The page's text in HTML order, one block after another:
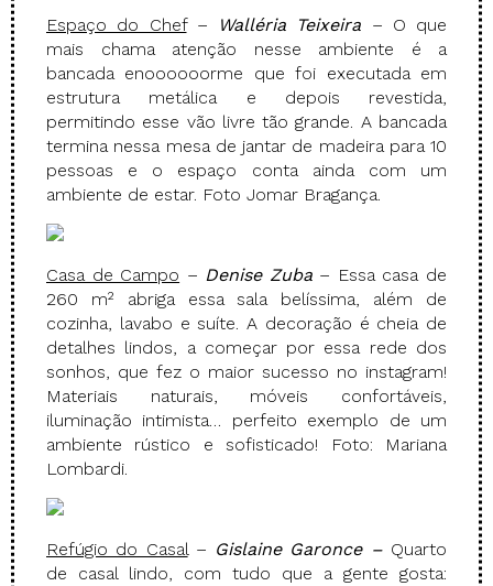
Espaço do Chef– Walléria Teixeira – O que
mais chama atenção nesse ambiente é a
bancada enoooooorme que foi executada em
estrutura metálica e depois revestida,
permitindo esse vão livre tão grande. A bancada
termina nessa mesa de jantar de madeira para 10
pessoas e o espaço conta ainda com um
ambiente de estar. Foto Jomar Bragança.
Casa de Campo – Denise Zuba– Essa casa de
260 m² abriga essa sala belíssima, além de
cozinha, lavabo e suíte. A decoração é cheia de
detalhes lindos, a começar por essa rede dos
sonhos, que fez o maior sucesso no instagram!
Materiais naturais, móveis confortáveis,
iluminação intimista… perfeito exemplo de um
ambiente rústico e sofisticado! Foto: Mariana
Lombardi.
Refúgio do Casal– Gislaine Garonce – Quarto
de casal lindo, com tudo que a gente gosta: